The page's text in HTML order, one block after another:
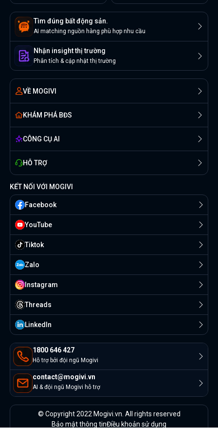
Tìm đúng bất động sản.
AI matching nguồn hàng phù hợp nhu cầu
Nhận insight thị trường
Phân tích & cập nhật thị trường
VỀ MOGIVI
KHÁM PHÁ BĐS
CÔNG CỤ AI
HỖ TRỢ
1800 646 427
Hỗ trợ bởi đội ngũ Mogivi
contact@mogivi.vn
AI & đội ngũ Mogivi hỗ trợ
KẾT NỐI VỚI MOGIVI
Facebook
YouTube
Tiktok
Zalo
Instagram
Threads
Linkedln
© Copyright 2022 Mogivi.vn. All rights reserved
Bảo mật thông tinĐiều khoản sử dụng